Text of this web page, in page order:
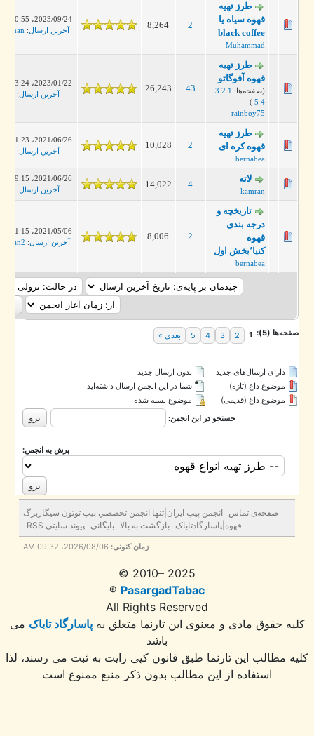
طرز تهیه
قهوه سیاه یا
black coffee
Muhammad
8,264
2023/09/24، 10:55 PM
آخرین ارسال :
leanman
طرز تهیه
قهوه آفوگاتو
(صفحه‌ها:1
2
3
rainboy75
43
26,243
2023/01/22، 03:24 PM
آخرین ارسال :
broid
طرز تهیه
قهوه کره ای
bernabea
10,028
2021/06/26، 11:23 PM
آخرین ارسال :
jergis
لاته
kamran
14,022
2021/06/26، 09:15 PM
آخرین ارسال :
jergis
تاریخچه و
درجه بندی
قهوه
bernabea
8,006
2021/05/06، 01:15 PM
آخرین ارسال :
keyvan2
(5):
1
2 بعدی »
دارای ارسال‌های جدید‌
موضوع داغ (تازه‌)
موضوع داغ (قدیمی)
بدون ارسال جدید‌
شما در این انجمن ارسال داشته‌اید
موضوع بسته شده
جستجو در این انجمن:
پرش به انجمن:
صفحه‌ی تماس
انجمن پيپ ايران|تنها انجمن تخصصي پيپ توتون سيگاربرگ
قهوه|پاسارگادتاباک بازگشت به بالا بایگانی پیوند سایتی RSS
زمان کنونی:2026/08/06، 09:32 AM
© 2010– 2025
®PasargadTabac
All Rights Reserved
حقوق مادی و معنوی اين تارنما متعلق بهپاسارگاد تاباکمی
مطالب این تارنما طبق قانون کپی رایت به ثبت می رسند، لذا
استفاده از این مطالب بدون ذکر منبع ممنوع است